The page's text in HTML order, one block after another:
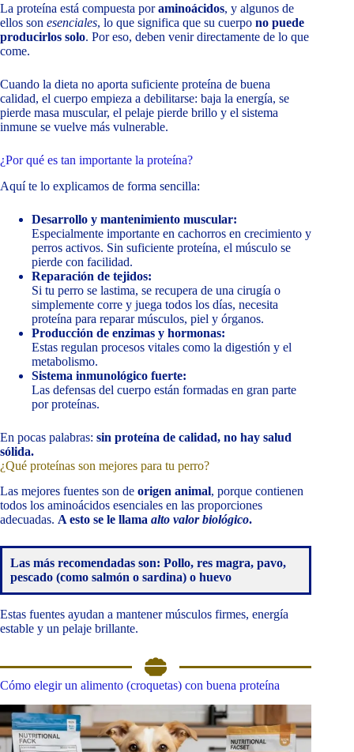
La proteína está compuesta poraminoácidos, y algunos de
ellos son esenciales, lo que significa que su cuerpo no puede
producirlos solo. Por eso, deben venir directamente de lo que
come.
Cuando la dieta no aporta suficiente proteína de buena
calidad, el cuerpo empieza a debilitarse: baja la energía, se
pierde masa muscular, el pelaje pierde brillo y el sistema
inmune se vuelve más vulnerable.
¿Por qué es tan importante la proteína?
Aquí te lo explicamos de forma sencilla:
Desarrollo y mantenimiento muscular:
Especialmente importante en cachorros en crecimiento y
perros activos. Sin suficiente proteína, el músculo se
pierde con facilidad.
Reparación de tejidos:
Si tu perro se lastima, se recupera de una cirugía o
simplemente corre y juega todos los días, necesita
proteína para reparar músculos, piel y órganos.
Producción de enzimas y hormonas:
Estas regulan procesos vitales como la digestión y el
metabolismo.
Sistema inmunológico fuerte:
Las defensas del cuerpo están formadas en gran parte
por proteínas.
En pocas palabras: sin proteína de calidad, no hay salud
sólida.
¿Qué proteínas son mejores para tu perro?
Las mejores fuentes son de origen animal, porque contienen
todos los aminoácidos esenciales en las proporciones
adecuadas. A esto se le llama alto valor biológico.
Las más recomendadas son: Pollo, res magra, pavo,
pescado (como salmón o sardina) o huevo
Estas fuentes ayudan a mantener músculos firmes, energía
estable y un pelaje brillante.
Cómo elegir un alimento (croquetas) con buena proteína